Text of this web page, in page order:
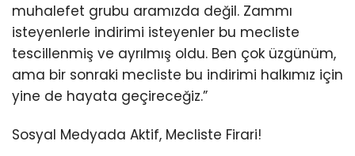
muhalefet grubu aramızda değil. Zammı
isteyenlerle indirimi isteyenler bu mecliste
tescillenmiş ve ayrılmış oldu. Ben çok üzgünüm,
ama bir sonraki mecliste bu indirimi halkımız için
yine de hayata geçireceğiz.”
Sosyal Medyada Aktif, Mecliste Firari!